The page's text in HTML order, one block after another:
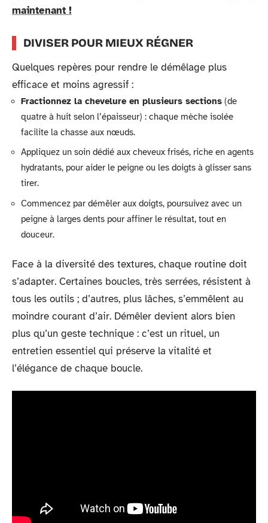
maintenant !
DIVISER POUR MIEUX RÉGNER
Quelques repères pour rendre le démêlage plus
efficace et moins agressif :
Fractionnez la chevelure en plusieurs sections (de
quatre à huit selon l’épaisseur) : chaque mèche isolée
facilite la chasse aux nœuds.
Appliquez un soin dédié aux cheveux frisés, riche en agents
hydratants, pour aider le peigne ou les doigts à glisser sans
tirer.
Commencez par démêler aux doigts, poursuivez avec un
peigne à larges dents pour affiner le résultat, tout en
douceur.
Face à la diversité des textures, chaque routine doit
s’adapter. Certaines boucles, très serrées, résistent à
tous les outils ; d’autres, plus lâches, s’emmêlent au
moindre courant d’air. Démêler devient alors bien
plus qu’un geste technique : c’est un rituel, un
entretien essentiel qui préserve la vitalité et
l’élégance de chaque boucle.